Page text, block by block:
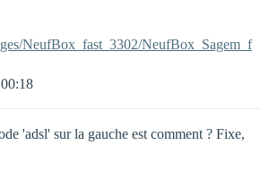
NeufBox_fast_3302/NeufBox_Sagem_f
'adsl' sur la gauche est comment ? Fixe,